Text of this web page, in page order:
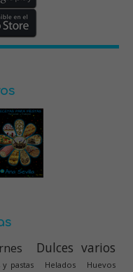
Dulces varios
y pastas Helados Huevos